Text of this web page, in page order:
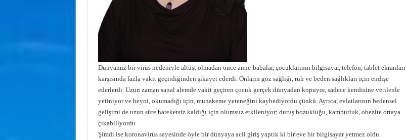
Dünyamız bir virüs nedeniyle altüst olmadan önce anne-babalar, çocuklarının bilgisayar, telefon, tablet ekranları
karşısında fazla vakit geçirdiğinden şikayet ederdi. Onların göz sağlığı, ruh ve beden sağlıkları için endişe
ederlerdi. Uzun zaman sanal alemde vakit geçiren çocuk gerçek dünyadan kopuyor, sadece kendisine verilenle
yetiniyor ve beyni, okumadığı için, muhakeme yeteneğini kaybediyordu çünkü. Ayrıca, evlatlarının bedensel
gelişimi de uzun süre hareketsiz kaldığı için olumsuz etkileniyor; duruş bozukluğu, kamburluk, obezite ortaya
çıkabiliyordu.
Şimdi ise koronavirüs sayesinde öyle bir dünyaya acil giriş yaptık ki bir eve bir bilgisayar yetmez oldu.